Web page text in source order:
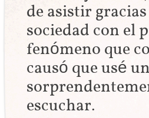
de asistir
sociedad con el
fenómeno que
causó que usé
escuchar.